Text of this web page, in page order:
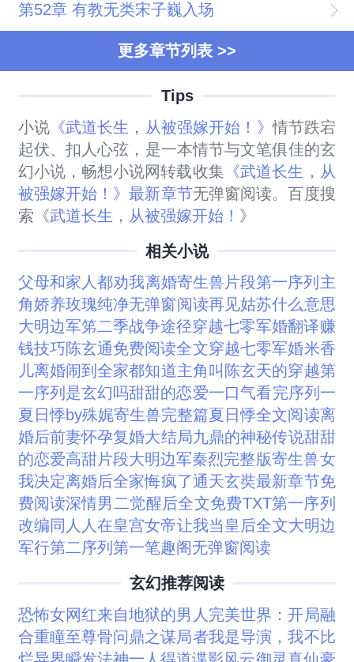
第52章 有教无类宋子巍入场
更多章节列表 >>
Tips
小说《武道长生，从被强嫁开始！》情节跌宕
起伏、扣人心弦，是一本情节与文笔俱佳的玄
幻小说，畅想小说网转载收集 《武道长生，从
被强嫁开始！》最新章节无弹窗阅读。百度搜
索《武道长生，从被强嫁开始！ 》
相关小说
父母和家人都劝我离婚寄生兽片段第一序列主
角娇养玫瑰纯净无弹窗阅读再见姑苏什么意思
大明边军笫二季战争途径穿越七零军婚翻译赚
钱技巧陈玄通免费阅读全文穿越七零军婚米香
儿离婚闹到全家都知道主角叫陈玄天的穿越第
一序列是玄幻吗甜甜的恋爱一口气看完序列一
夏日悸by殊娓寄生兽完整篇夏日悸全文阅读离
婚后前妻怀孕复婚大结局九鼎的神秘传说甜甜
的恋爱高甜片段大明边军秦烈完整版寄生兽女
我决定离婚后全家悔疯了通天玄奘最新章节免
费阅读深情男二觉醒后全文免费TXT第一序列
改编同人 人在皇宫女帝让我当皇后全文大明边
军行第二序列第一笔趣阁无弹窗阅读
玄幻推荐阅读
恐怖女网红来自地狱的男人 完美世界：开局融
合重瞳至尊骨问鼎之谋局者我是导演，我不比
烂异界瞬发法神一人得道谍影风云御灵真仙豪